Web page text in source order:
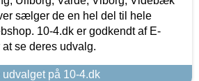
sælger de en hel del til hele
10-4.dk er godkendt af E-
se deres udvalg.
udvalget på 10-4.dk